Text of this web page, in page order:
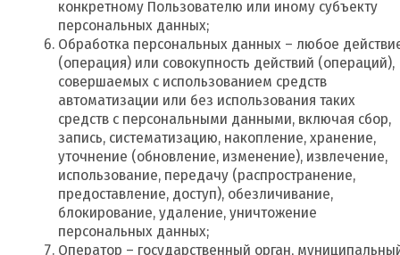
конкретному Пользователю или иному субъекту
персональных данных;
Обработка персональных данных – любое
(операция) или совокупность действий (операций),
совершаемых с использованием средств
автоматизации или без использования таких
средств с персональными данными, включая сбор,
запись, систематизацию, накопление, хранение,
уточнение (обновление, изменение), извлечение,
использование, передачу (распространение,
предоставление, доступ), обезличивание,
блокирование, удаление, уничтожение
персональных данных;
Оператор – государственный орган,